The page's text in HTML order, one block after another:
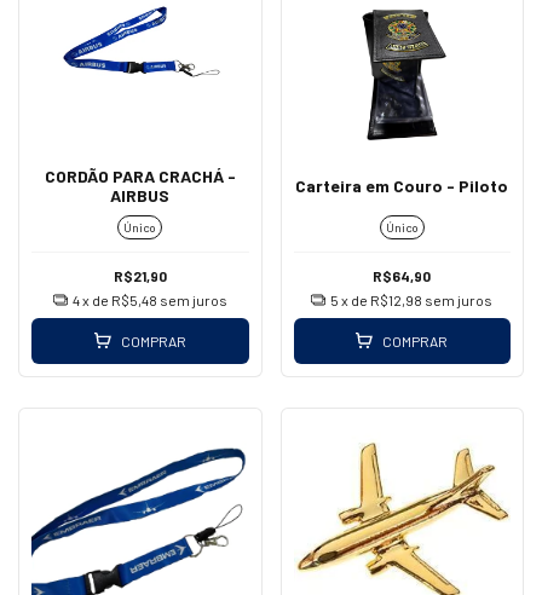
CORDÃO PARA CRACHÁ -
AIRBUS
Único
R$21,90
4x de R$5,48 sem juros
COMPRAR
Carteira em Couro - Piloto
Único
R$64,90
5 x de R$12,98 sem juros
COMPRAR